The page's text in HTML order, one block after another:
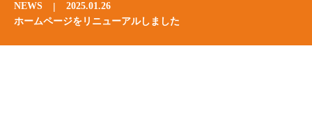
NEWS | 2025.01.26
ホームページをリニューアルしました